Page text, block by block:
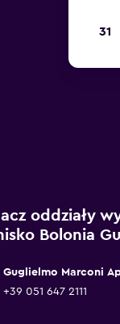
oddziały
Bolonia
Guglielmo Marconi
+39 051 647 2111
31